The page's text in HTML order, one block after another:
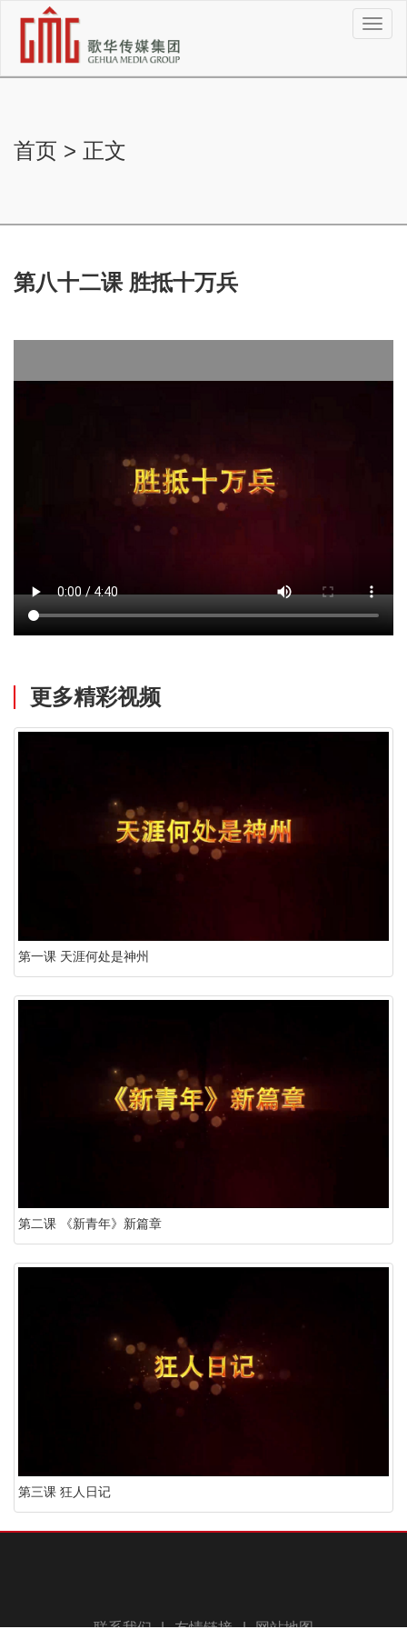
切
换
航
首页 > 正文
第八十二课 胜抵十万兵
更多精彩视频
第一课 天涯何处是神州
第二课 《新青年》新篇章
第三课 狂人日记